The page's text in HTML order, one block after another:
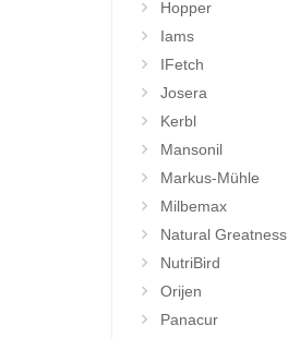
Hopper
Iams
IFetch
Josera
Kerbl
Mansonil
Markus-Mühle
Milbemax
Natural Greatness
NutriBird
Orijen
Panacur